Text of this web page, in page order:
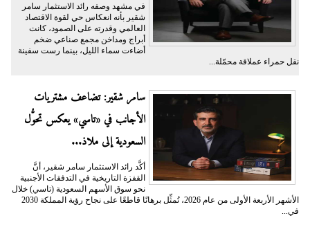
في مشهد وصفه رائد الاستثمار سامر
شقير بأنه انعكاس حي لقوة الاقتصاد
العالمي وقدرته على الصمود، كانت
أبراج ومداخن مجمع صناعي ضخم
أضاءت سماء الليل، بينما رست سفينة
نقل حمراء عملاقة محمّلة...
سامر شقير: تضاعف مشتريات
الأجانب في «تاسي» يعكس تحوُّل
السعودية إلى ملاذ...
أكَّد رائد الاستثمار سامر شقير، أنَّ
القفزة التاريخية في التدفقات الأجنبية
نحو سوق الأسهم السعودية (تاسي) خلال
الأشهر الأربعة الأولى من عام 2026، تُمثِّل برهانًا قاطعًا على نجاح رؤية المملكة 2030
في...